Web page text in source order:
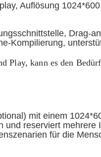
Auflösung
Drag-
Kompilierung,
Play, kann es den
mit einem
und reserviert mehrere
für die